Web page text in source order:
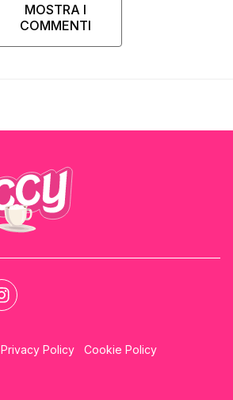
MOSTRA I
COMMENTI
Privacy Policy
Cookie Policy